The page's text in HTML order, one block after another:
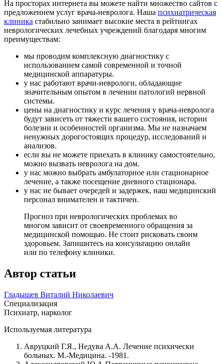
На просторах интернета вы можете найти множество сайтов с
предложением услуг врача-невролога. Наша психиатрическая
клиника стабильно занимает высокие места в рейтингах
неврологических лечебных учреждений благодаря многим
преимуществам:
мы проводим комплексную диагностику с
использованием самой современной и точной
медицинской аппаратуры.
у нас работают врачи-неврологи, обладающие
значительным опытом в лечении патологий нервной
системы.
цены на диагностику и курс лечения у врача-невролога
будут зависеть от тяжести вашего состояния, истории
болезни и особенностей организма. Мы не назначаем
ненужных дорогостоящих процедур, исследований и
анализов.
если вы не можете приехать в клинику самостоятельно,
можно вызвать невролога на дом.
у нас можно выбрать амбулаторное или стационарное
лечение, а также посещение дневного стационара.
у нас не бывает очередей и задержек, наш медицинский
персонал внимателен и тактичен.
Прогноз при неврологических проблемах во
многом зависит от своевременного обращения за
медицинской помощью. Не стоит рисковать своим
здоровьем. Запишитесь на консультацию онлайн
или по телефону клиники.
Автор статьи
Гладышев Виталий Николаевич
Специализация
Психиатр, нарколог
Используемая литература
Авруцкий Г.Я., Недува А.А. Лечение психически
больных. М.-Медицина. -1981.